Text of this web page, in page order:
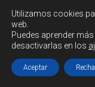
civilizaciones
era el de
encontrar los
Atlantida y
civilizaciones
Utilizamos cookies
web.
Puedes aprender
desactivarlas en los
Aceptar